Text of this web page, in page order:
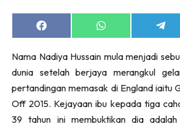
Share
on
Share
on
Share
on
Nama Nadiya Hussain mula menjadi
dunia setelah berjaya merangkul
pertandingan memasak di England iaitu
Off 2015. Kejayaan ibu kepada tiga
39 tahun ini membuktikan dia